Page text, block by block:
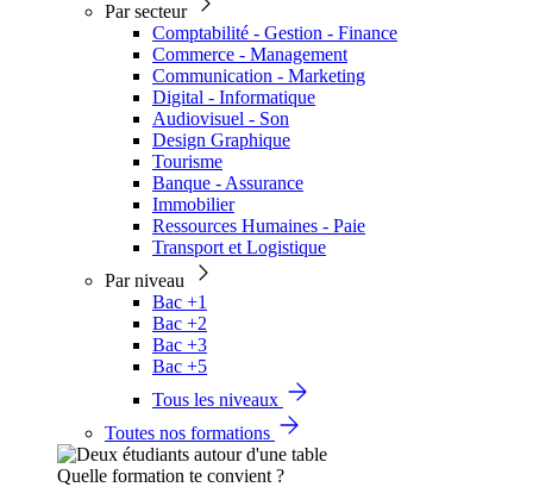
Par secteur
Comptabilité - Gestion - Finance
Commerce - Management
Communication - Marketing
Digital - Informatique
Audiovisuel - Son
Design Graphique
Tourisme
Banque - Assurance
Immobilier
Ressources Humaines - Paie
Transport et Logistique
Par niveau
Bac +1
Bac +2
Bac +3
Bac +5
Tous les niveaux
Toutes nos formations
Quelle formation te convient ?